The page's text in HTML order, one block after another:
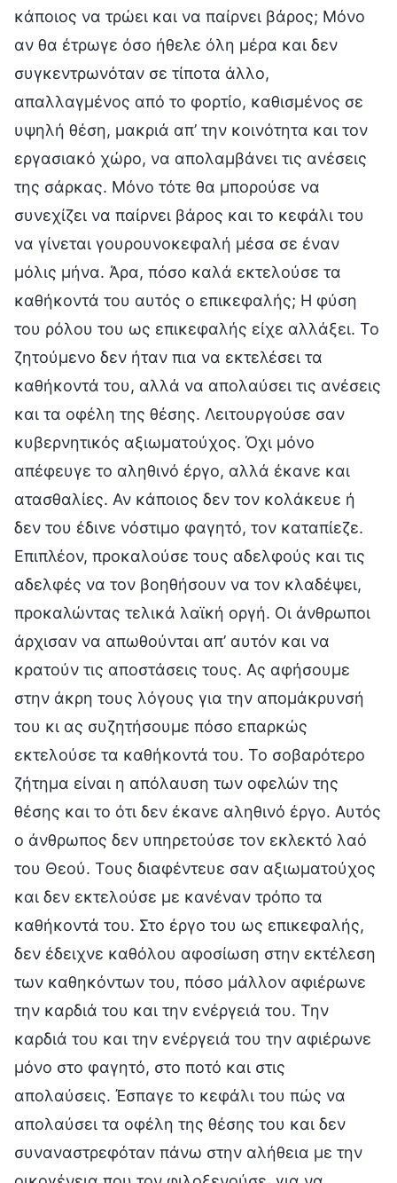
κάποιος να τρώει και να παίρνει βάρος; Μόνο
αν θα έτρωγε όσο ήθελε όλη μέρα και δεν
συγκεντρωνόταν σε τίποτα άλλο,
απαλλαγμένος από το φορτίο, καθισμένος σε
υψηλή θέση, μακριά απ’ την κοινότητα και τον
εργασιακό χώρο, να απολαμβάνει τις ανέσεις
της σάρκας. Μόνο τότε θα μπορούσε να
συνεχίζει να παίρνει βάρος και το κεφάλι του
να γίνεται γουρουνοκεφαλή μέσα σε έναν
μόλις μήνα. Άρα, πόσο καλά εκτελούσε τα
καθήκοντά του αυτός ο επικεφαλής; Η φύση
του ρόλου του ως επικεφαλής είχε αλλάξει. Το
ζητούμενο δεν ήταν πια να εκτελέσει τα
καθήκοντά του, αλλά να απολαύσει τις ανέσεις
και τα οφέλη της θέσης. Λειτουργούσε σαν
κυβερνητικός αξιωματούχος. Όχι μόνο
απέφευγε το αληθινό έργο, αλλά έκανε και
ατασθαλίες. Αν κάποιος δεν τον κολάκευε ή
δεν του έδινε νόστιμο φαγητό, τον καταπίεζε.
Επιπλέον, προκαλούσε τους αδελφούς και τις
αδελφές να τον βοηθήσουν να τον κλαδέψει,
προκαλώντας τελικά λαϊκή οργή. Οι άνθρωποι
άρχισαν να απωθούνται απ’ αυτόν και να
κρατούν τις αποστάσεις τους. Ας αφήσουμε
στην άκρη τους λόγους για την απομάκρυνσή
του κι ας συζητήσουμε πόσο επαρκώς
εκτελούσε τα καθήκοντά του. Το σοβαρότερο
ζήτημα είναι η απόλαυση των οφελών της
θέσης και το ότι δεν έκανε αληθινό έργο. Αυτός
ο άνθρωπος δεν υπηρετούσε τον εκλεκτό λαό
του Θεού. Τους διαφέντευε σαν αξιωματούχος
και δεν εκτελούσε με κανέναν τρόπο τα
καθήκοντά του. Στο έργο του ως επικεφαλής,
δεν έδειχνε καθόλου αφοσίωση στην εκτέλεση
των καθηκόντων του, πόσο μάλλον αφιέρωνε
την καρδιά του και την ενέργειά του. Την
καρδιά του και την ενέργειά του την αφιέρωνε
μόνο στο φαγητό, στο ποτό και στις
απολαύσεις. Έσπαγε το κεφάλι του πώς να
απολαύσει τα οφέλη της θέσης του και δεν
συναναστρεφόταν πάνω στην αλήθεια με την